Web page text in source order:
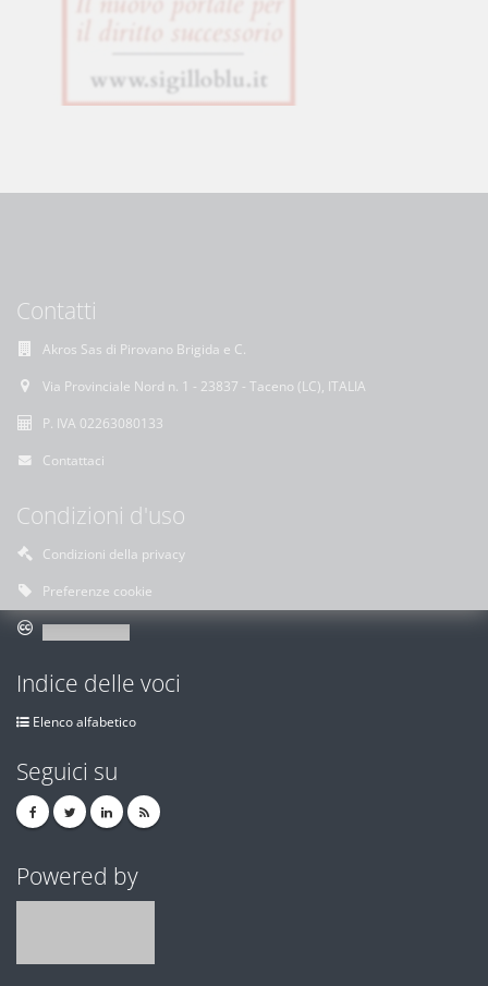
Contatti
Akros Sas di Pirovano Brigida e C.
Via Provinciale Nord n. 1 - 23837 - Taceno (LC), ITALIA
P. IVA 02263080133
Contattaci
Condizioni d'uso
Condizioni della privacy
Preferenze cookie
Indice delle voci
Elenco alfabetico
Seguici su
Powered by